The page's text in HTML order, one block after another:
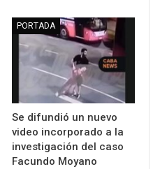
PORTADA
Se difundió un nuevo
video incorporado a la
investigación del caso
Facundo Moyano